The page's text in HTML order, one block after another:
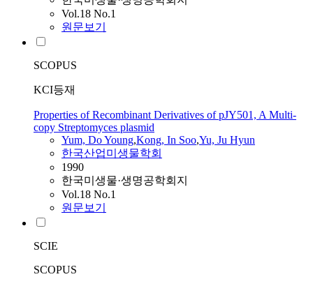
Vol.18 No.1
원문보기
SCOPUS
KCI등재
Properties of Recombinant Derivatives of pJY501, A Multi-
copy Streptomyces plasmid
Yum, Do Young,Kong, In Soo,Yu, Ju Hyun
한국산업미생물학회
1990
한국미생물·생명공학회지
Vol.18 No.1
원문보기
SCIE
SCOPUS